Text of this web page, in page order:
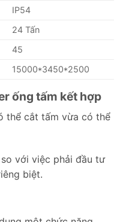
IP54
24 Tấn
45
15000*3450*2500
ống tấm kết hợp
thể cắt tấm vừa có thể
với việc phải đầu tư
biệt.